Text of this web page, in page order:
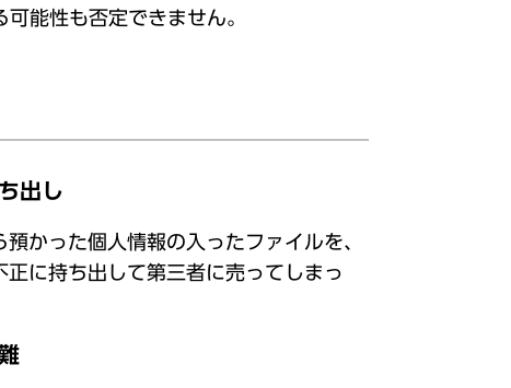
能性も否定できません。
出し
預かった個人情報の入ったファイルを、
正に持ち出して第三者に売ってしまっ